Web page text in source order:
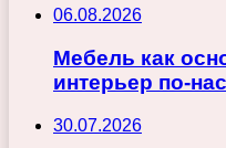
06.08.2026
Мебель как
интерьер по-
30.07.2026